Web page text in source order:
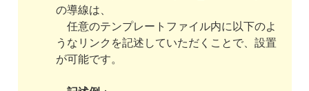
の導線は、
任意のテンプレートファイル内に以下のよ
うなリンクを記述していただくことで、設置
が可能です。